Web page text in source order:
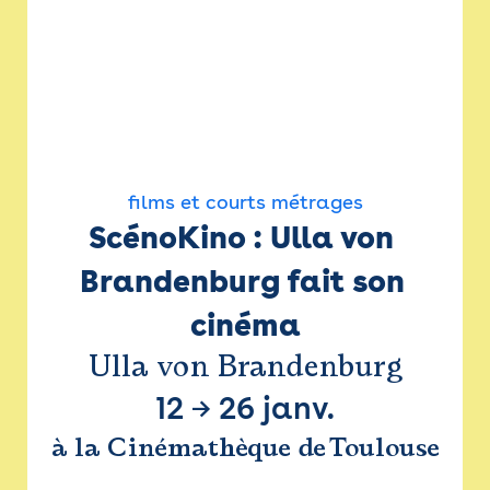
films et courts métrages
ScénoKino : Ulla von
Brandenburg fait son
cinéma
Ulla von Brandenburg
12 → 26 janv.
à la Cinémathèque de Toulouse